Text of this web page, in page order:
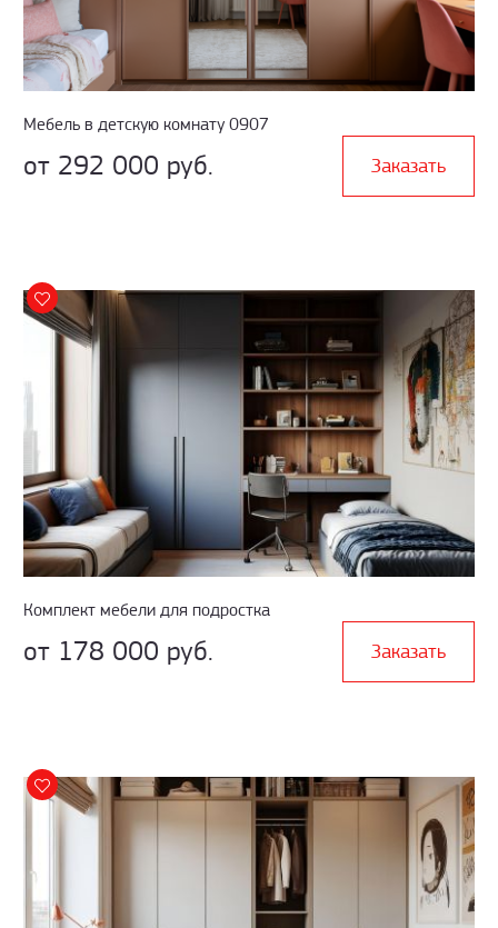
Мебель в детскую комнату 0907
от 292 000 руб. Заказать
Комплект мебели для подростка
от 178 000 руб. Заказать